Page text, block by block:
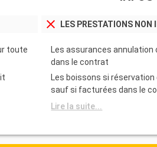
toute
LES PRESTATIONS NON
Les assurances
dans le contrat
Les boissons si réservation
sauf si facturées dans le
Lire la suite...